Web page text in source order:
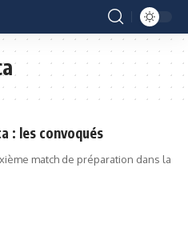
: les convoqués
match de préparation dans la